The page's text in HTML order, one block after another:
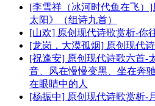
[李雪祥（冰河时代鱼在飞）
太阳》（组诗九首）
[山欢] 原创现代诗歌赏析-你
[龙岗，大漠孤烟] 原创现代
[祝逢安] 原创现代诗歌六首-
音、风在慢慢变黑、坐在奔
在眼睛中的人
[杨振中] 原创现代诗歌赏析-